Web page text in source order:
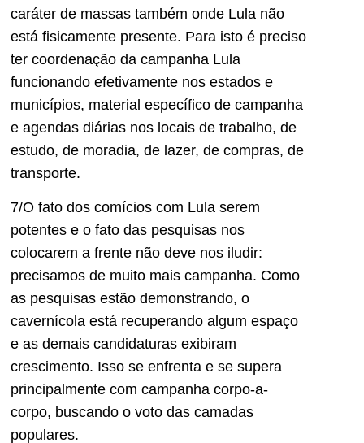
caráter de massas também onde Lula não
está fisicamente presente. Para isto é preciso
ter coordenação da campanha Lula
funcionando efetivamente nos estados e
municípios, material específico de campanha
e agendas diárias nos locais de trabalho, de
estudo, de moradia, de lazer, de compras, de
transporte.
7/O fato dos comícios com Lula serem
potentes e o fato das pesquisas nos
colocarem a frente não deve nos iludir:
precisamos de muito mais campanha. Como
as pesquisas estão demonstrando, o
cavernícola está recuperando algum espaço
e as demais candidaturas exibiram
crescimento. Isso se enfrenta e se supera
principalmente com campanha corpo-a-
corpo, buscando o voto das camadas
populares.